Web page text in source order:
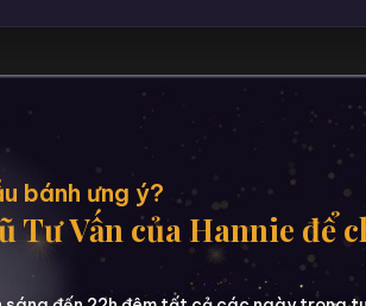
bánh ưng ý?
Tư Vấn của Hannie để